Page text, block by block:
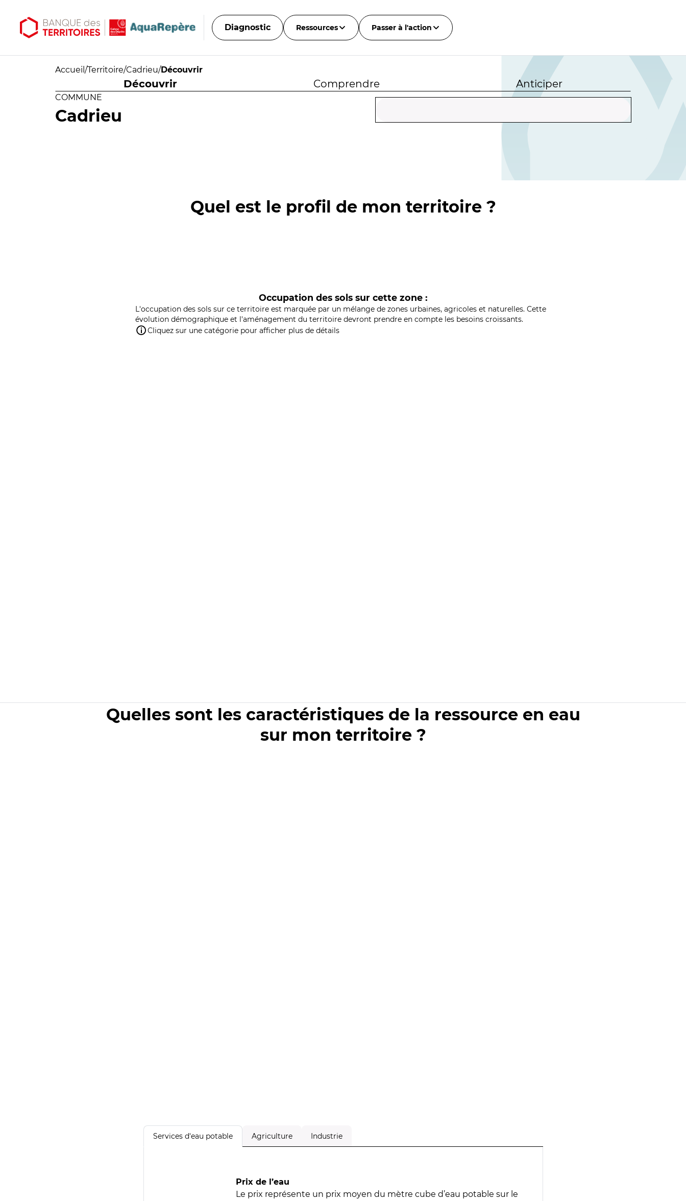
Diagnostic Ressources Passer à l'action
Accueil /Territoire/Cadrieu/Découvrir
Découvrir Comprendre Anticiper
COMMUNE
Cadrieu
Quel est le profil de mon territoire ?
Occupation des sols sur cette zone :
L'occupation des sols sur ce territoire est marquée par un mélange de zones urbaines, agricoles et naturelles. Cette
évolution démographique et l'aménagement du territoire devront prendre en compte les besoins croissants.
Cliquez sur une catégorie pour afficher plus de détails
Quelles sont les caractéristiques de la ressource en eau
sur mon territoire ?
Services d'eau potable Agriculture Industrie
Prix de l’eau
Le prix représente un prix moyen du mètre cube d’eau potable sur le